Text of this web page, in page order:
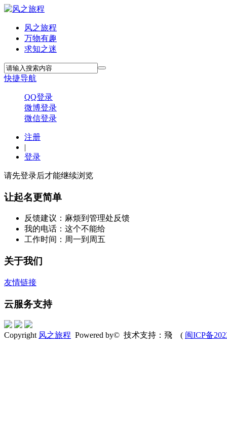
风之旅程
万物有趣
求知之迷
快捷导航
QQ登录
微博登录
微信登录
注册
|
登录
请先登录后才能继续浏览
让起名更简单
反馈建议：麻烦到管理处反馈
我的电话：这个不能给
工作时间：周一到周五
关于我们
友情链接
云服务支持
Copyright 风之旅程 Powered by© 技术支持：飛 ( 闽ICP备